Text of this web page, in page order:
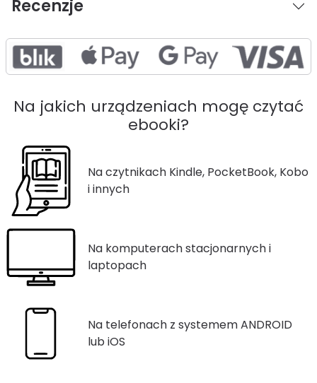
Recenzje
Na jakich urządzeniach mogę czytać
ebooki?
Na czytnikach Kindle, PocketBook, Kobo
i innych
Na komputerach stacjonarnych i
laptopach
Na telefonach z systemem ANDROID
lub iOS